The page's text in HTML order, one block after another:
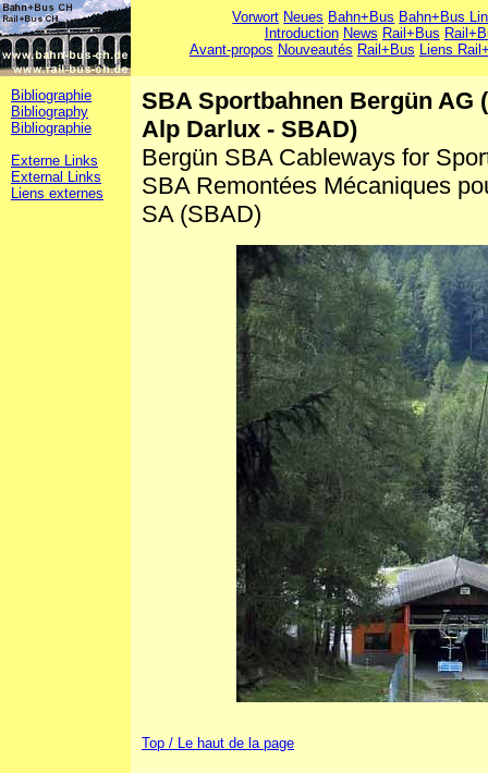
Vorwort Neues Bahn+Bus Bahn+Bus
Introduction News Rail+Bus
Avant-propos Nouveautés Rail+Bus Liens
Bibliographie
Bibliography
Bibliographie
Externe Links
External Links
Liens externes
SBA Sportbahnen Bergün AG
Alp Darlux - SBAD)
Bergün SBA Cableways for
SBA Remontées Mécaniques
SA (SBAD)
Top / Le haut de la page